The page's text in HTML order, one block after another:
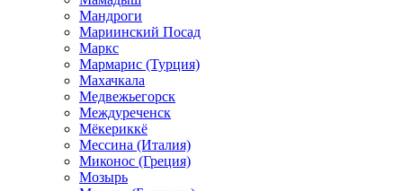
Мандроги
Мариинский Посад
Маркс
Мармарис (Турция)
Махачкала
Медвежьегорск
Междуреченск
Мёкериккё
Мессина (Италия)
Миконос (Греция)
Мозырь